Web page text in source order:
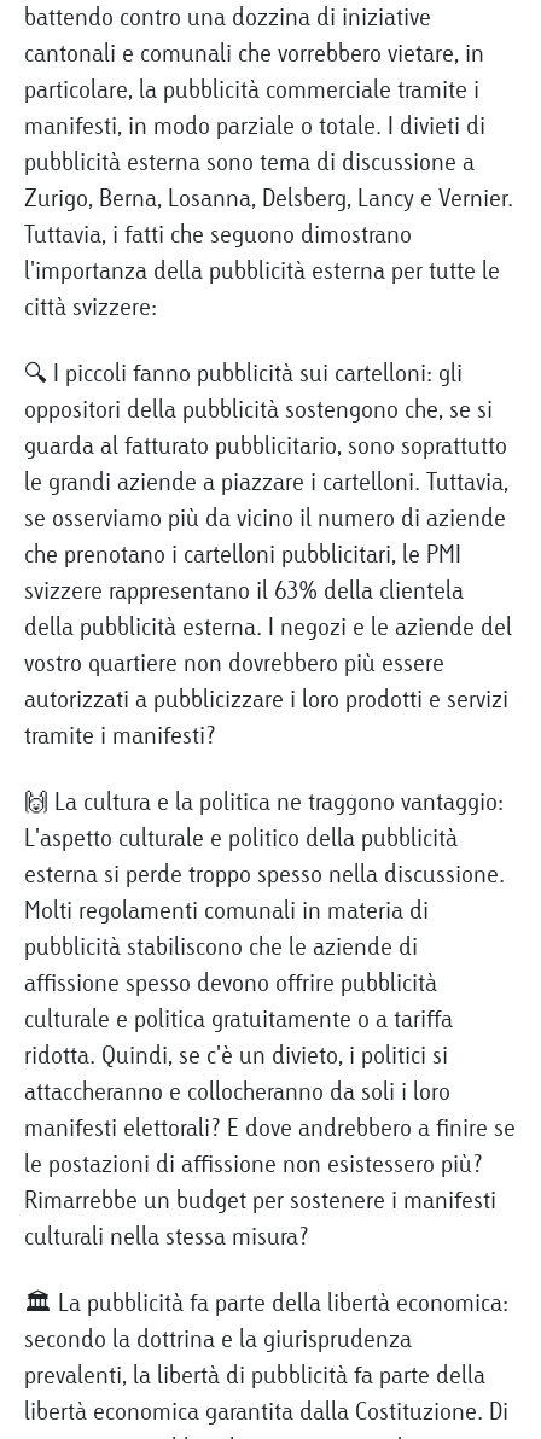
battendo contro una dozzina di iniziative
cantonali e comunali che vorrebbero vietare, in
particolare, la pubblicità commerciale tramite i
manifesti, in modo parziale o totale. I divieti di
pubblicità esterna sono tema di discussione a
Zurigo, Berna, Losanna, Delsberg, Lancy e Vernier.
Tuttavia, i fatti che seguono dimostrano
l'importanza della pubblicità esterna per tutte le
città svizzere:
🔍 I piccoli fanno pubblicità sui cartelloni: gli
oppositori della pubblicità sostengono che, se si
guarda al fatturato pubblicitario, sono soprattutto
le grandi aziende a piazzare i cartelloni. Tuttavia,
se osserviamo più da vicino il numero di aziende
che prenotano i cartelloni pubblicitari, le PMI
svizzere rappresentano il 63% della clientela
della pubblicità esterna. I negozi e le aziende del
vostro quartiere non dovrebbero più essere
autorizzati a pubblicizzare i loro prodotti e servizi
tramite i manifesti?
🙌 La cultura e la politica ne traggono vantaggio:
L'aspetto culturale e politico della pubblicità
esterna si perde troppo spesso nella discussione.
Molti regolamenti comunali in materia di
pubblicità stabiliscono che le aziende di
affissione spesso devono offrire pubblicità
culturale e politica gratuitamente o a tariffa
ridotta. Quindi, se c'è un divieto, i politici si
attaccheranno e collocheranno da soli i loro
manifesti elettorali? E dove andrebbero a finire se
le postazioni di affissione non esistessero più?
Rimarrebbe un budget per sostenere i manifesti
culturali nella stessa misura?
🏛️ La pubblicità fa parte della libertà economica:
secondo la dottrina e la giurisprudenza
prevalenti, la libertà di pubblicità fa parte della
libertà economica garantita dalla Costituzione. Di